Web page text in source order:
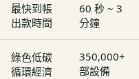
最快到帳
出款時間
60 秒 ~ 3
分鐘
綠色低碳
循環經濟
350,000+
部設備